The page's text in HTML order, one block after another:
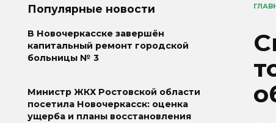
Популярные новости
В Новочеркасске завершён
капитальный ремонт городской
больницы № 3
Министр ЖКХ Ростовской области
посетила Новочеркасск: оценка
ущерба и планы восстановления